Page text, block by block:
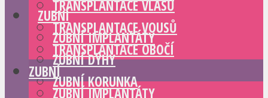
ZUBNÍ
ZUBNÍ IMPLANTÁTY
ZUBNÍ DÝHY
ZUBNÍ KORUNKA
TRANSPLANTACE VLASŮ
TRANSPLANTACE VOUSŮ
TRANSPLANTACE OBOČÍ
ZUBNÍ
ZUBNÍ IMPLANTÁTY